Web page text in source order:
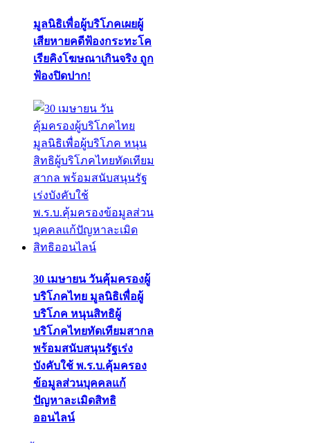
มูลนิธิเพื่อผู้บริโภคเผยผู้
เสียหายคดีฟ้องกระทะโค
เรียคิงโฆษณาเกินจริง ถูก
ฟ้องปิดปาก!
30 เมษายน วันคุ้มครองผู้
บริโภคไทย มูลนิธิเพื่อผู้
บริโภค หนุนสิทธิผู้
บริโภคไทยทัดเทียมสากล
พร้อมสนับสนุนรัฐเร่ง
บังคับใช้ พ.ร.บ.คุ้มครอง
ข้อมูลส่วนบุคคลแก้
ปัญหาละเมิดสิทธิ
ออนไลน์